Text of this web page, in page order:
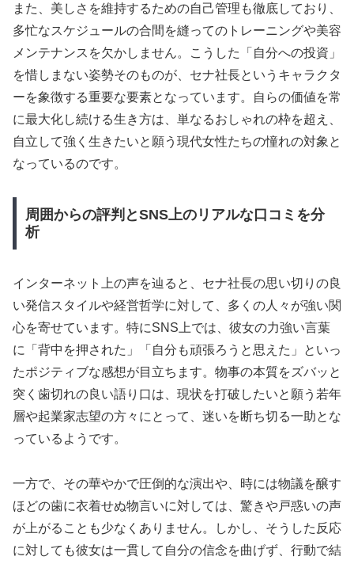
また、美しさを維持するための自己管理も徹底しており、
多忙なスケジュールの合間を縫ってのトレーニングや美容
メンテナンスを欠かしません。こうした「自分への投資」
を惜しまない姿勢そのものが、セナ社長というキャラクタ
ーを象徴する重要な要素となっています。自らの価値を常
に最大化し続ける生き方は、単なるおしゃれの枠を超え、
自立して強く生きたいと願う現代女性たちの憧れの対象と
なっているのです。
周囲からの評判とSNS上のリアルな口コミを分
析
インターネット上の声を辿ると、セナ社長の思い切りの良
い発信スタイルや経営哲学に対して、多くの人々が強い関
心を寄せています。特にSNS上では、彼女の力強い言葉
に「背中を押された」「自分も頑張ろうと思えた」といっ
たポジティブな感想が目立ちます。物事の本質をズバッと
突く歯切れの良い語り口は、現状を打破したいと願う若年
層や起業家志望の方々にとって、迷いを断ち切る一助とな
っているようです。
一方で、その華やかで圧倒的な演出や、時には物議を醸す
ほどの歯に衣着せぬ物言いに対しては、驚きや戸惑いの声
が上がることも少なくありません。しかし、そうした反応
に対しても彼女は一貫して自分の信念を曲げず、行動で結